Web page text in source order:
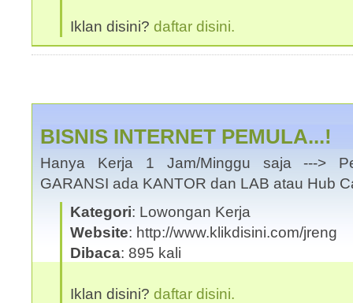
Iklan disini? daftar disini.
BISNIS INTERNET PEMULA...!
Hanya Kerja 1 Jam/Minggu saja --->
GARANSI ada KANTOR dan LAB atau Hub
Kategori: Lowongan Kerja
Website: http://www.klikdisini.com/jreng
Dibaca: 895 kali
Iklan disini? daftar disini.